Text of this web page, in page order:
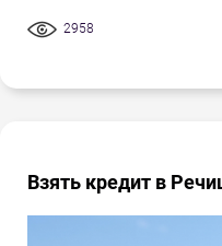
2958
Взять кредит в